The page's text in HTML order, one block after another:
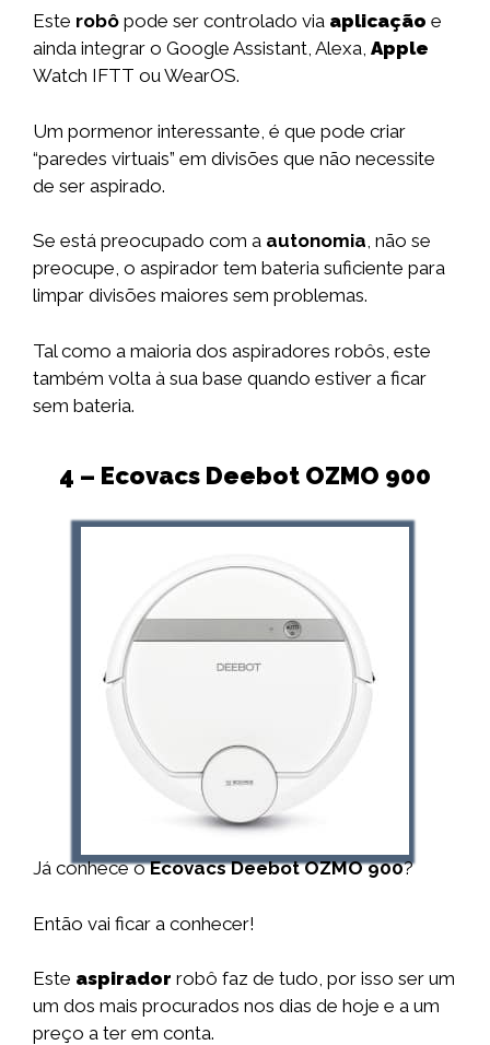
Este robô pode ser controlado via aplicação e
ainda integrar o Google Assistant, Alexa, Apple
Watch IFTT ou WearOS.
Um pormenor interessante, é que pode criar
“paredes virtuais” em divisões que não necessite
de ser aspirado.
Se está preocupado com a autonomia, não se
preocupe, o aspirador tem bateria suficiente para
limpar divisões maiores sem problemas.
Tal como a maioria dos aspiradores robôs, este
também volta à sua base quando estiver a ficar
sem bateria.
4 – Ecovacs Deebot OZMO 900
Já conhece oEcovacs Deebot OZMO 900?
Então vai ficar a conhecer!
Este aspirador robô faz de tudo, por isso ser um
um dos mais procurados nos dias de hoje e a um
preço a ter em conta.